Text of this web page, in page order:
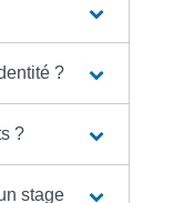
?
?
stage